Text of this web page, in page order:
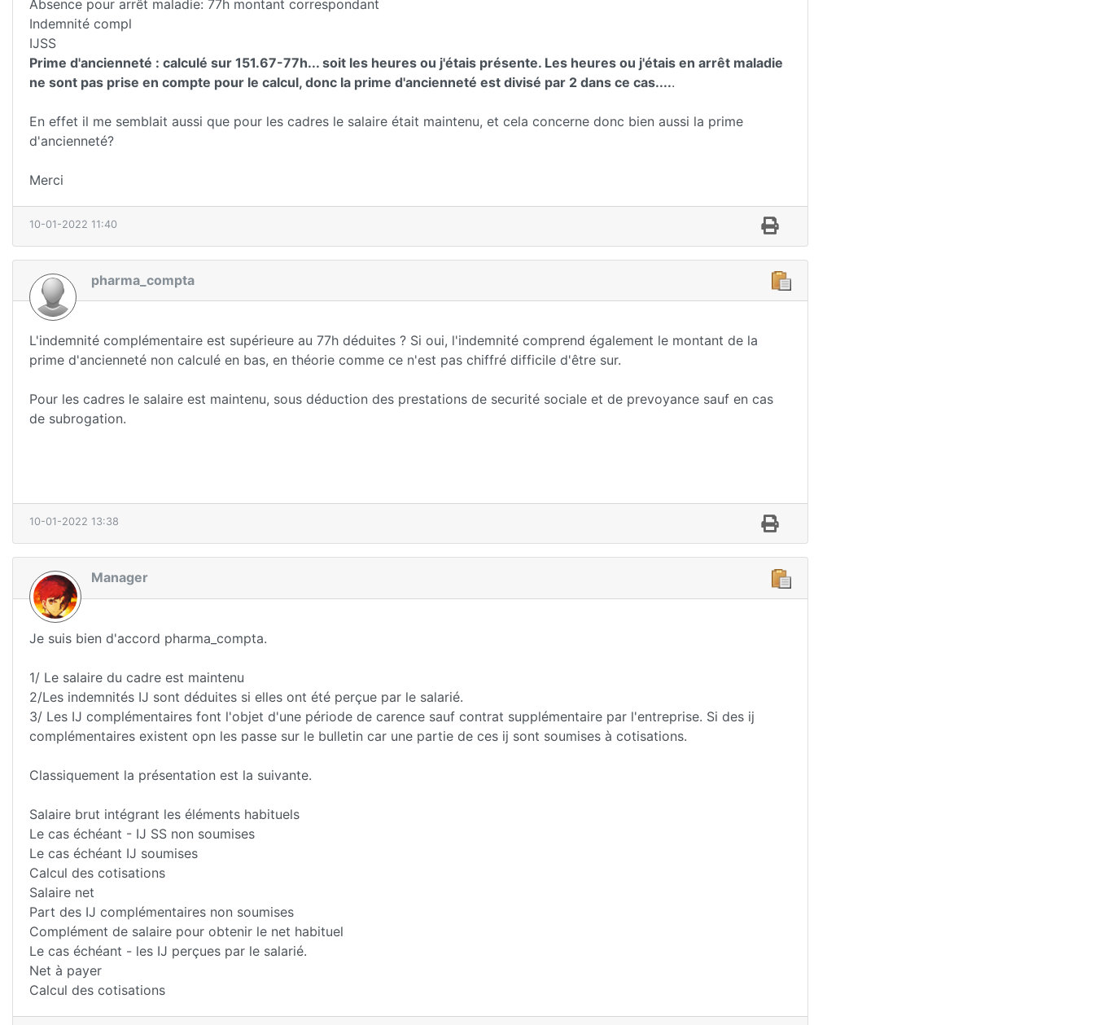
Absence pour arrêt maladie: 77h montant correspondant
Indemnité compl
IJSS
Prime d'ancienneté : calculé sur 151.67-77h... soit les heures ou j'étais présente. Les heures ou j'étais en arrêt maladie
ne sont pas prise en compte pour le calcul, donc la prime d'ancienneté est divisé par 2 dans ce cas.....
En effet il me semblait aussi que pour les cadres le salaire était maintenu, et cela concerne donc bien aussi la prime
d'ancienneté?
Merci
10-01-2022 11:40
pharma_compta
L'indemnité complémentaire est supérieure au 77h déduites ? Si oui, l'indemnité comprend également le montant de la
prime d'ancienneté non calculé en bas, en théorie comme ce n'est pas chiffré difficile d'être sur.
Pour les cadres le salaire est maintenu, sous déduction des prestations de securité sociale et de prevoyance sauf en cas
de subrogation.
10-01-2022 13:38
Manager
Je suis bien d'accord pharma_compta.
1/ Le salaire du cadre est maintenu
2/Les indemnités IJ sont déduites si elles ont été perçue par le salarié.
3/ Les IJ complémentaires font l'objet d'une période de carence sauf contrat supplémentaire par l'entreprise. Si des ij
complémentaires existent opn les passe sur le bulletin car une partie de ces ij sont soumises à cotisations.
Classiquement la présentation est la suivante.
Salaire brut intégrant les éléments habituels
Le cas échéant - IJ SS non soumises
Le cas échéant IJ soumises
Calcul des cotisations
Salaire net
Part des IJ complémentaires non soumises
Complément de salaire pour obtenir le net habituel
Le cas échéant - les IJ perçues par le salarié.
Net à payer
Calcul des cotisations